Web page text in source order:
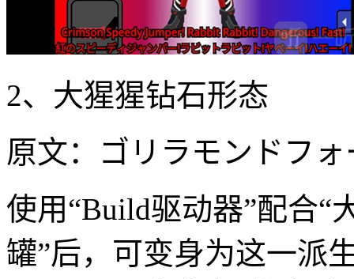
2、大猩猩钻石形态
原文：ゴリラモンドフ
使用“Build驱动器”配合“
罐”后，可变身为这一派